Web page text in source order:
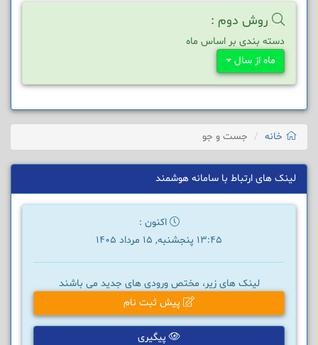
روش دوم :
دسته بندی بر اساس ماه
ماه از سال
خانه جست و جو
لینک های ارتباط با سامانه هوشمند
اکنون :
13:45 پنجشنبه, 15 مرداد 1405
لینک های زیر، مختص ورودی های جدید می باشند
پیش ثبت نام
پیگیری